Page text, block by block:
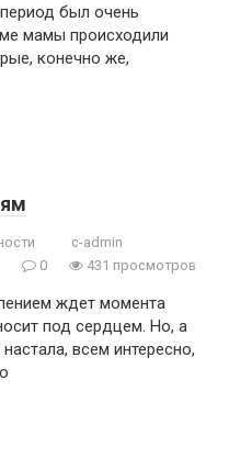
был очень
мамы происходили
конечно же,
c-admin
0
431 просмотров
ждет момента
под сердцем. Но, а
всем интересно,